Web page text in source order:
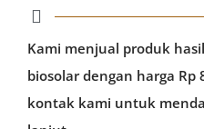
Kami menjual produk
biosolar dengan harga
kontak kami untuk